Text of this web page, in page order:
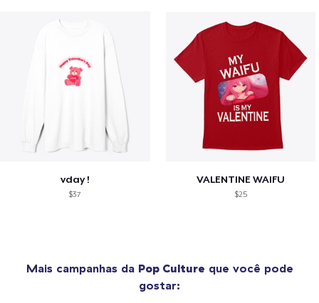
vday !
$37
VALENTINE WAIFU
$25
Mais campanhas da Pop Culture que você pode
gostar: